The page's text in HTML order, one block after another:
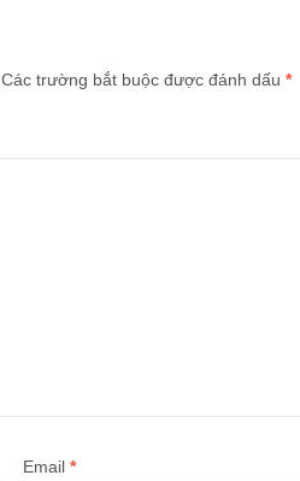
Các trường bắt buộc được đánh dấu *
Email *